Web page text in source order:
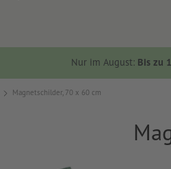
Nur im August: Bis zu
Magnetschilder, 70 x 60 cm